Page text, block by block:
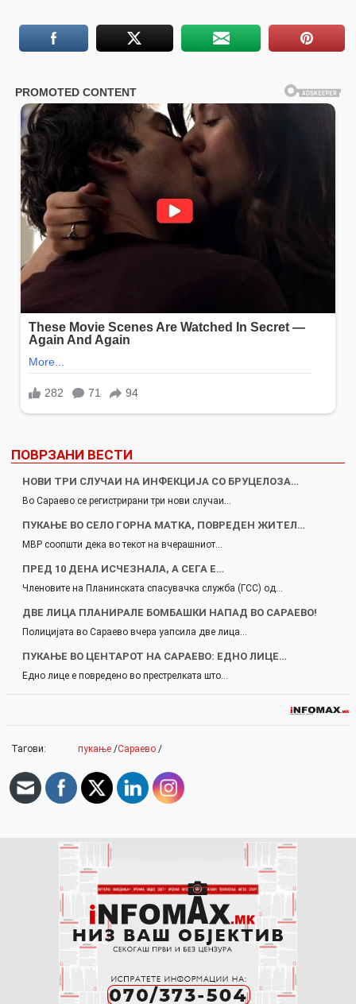
ПОВРЗАНИ ВЕСТИ
НОВИ ТРИ СЛУЧАИ НА ИНФЕКЦИЈА СО БРУЦЕЛОЗА…
Во Сараево се регистрирани три нови случаи…
ПУКАЊЕ ВО СЕЛО ГОРНА МАТКА, ПОВРЕДЕН ЖИТЕЛ…
МВР соопшти дека во текот на вчерашниот…
ПРЕД 10 ДЕНА ИСЧЕЗНАЛА, А СЕГА Е…
Членовите на Планинската спасувачка служба (ГСС) од…
ДВЕ ЛИЦА ПЛАНИРАЛЕ БОМБАШКИ НАПАД ВО САРАЕВО!
Полицијата во Сараево вчера уапсила две лица…
ПУКАЊЕ ВО ЦЕНТАРОТ НА САРАЕВО: ЕДНО ЛИЦЕ…
Едно лице е повредено во престрелката што…
Тагови: пукање /Сараево /